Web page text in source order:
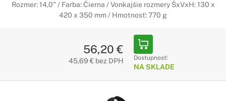
Rozmer: 14,0" / Farba: Čierna / Vonkajšie rozmery ŠxVxH: 130 x
420 x 350 mm / Hmotnosť: 770 g
56,20 €
45,69 € bez DPH Dostupnosť:
NA SKLADE